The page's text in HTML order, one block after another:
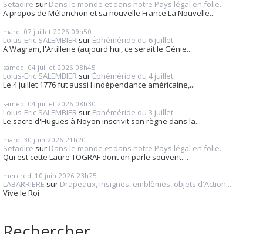
Setadire sur Dans le monde et dans notre Pays légal en folie...
A propos de Mélanchon et sa nouvelle France La Nouvelle...
mardi 07 juillet 2026 09h50
Loius-Eric SALEMBIER sur Éphéméride du 6 juillet
A Wagram, l'Artillerie (aujourd'hui, ce serait le Génie...
samedi 04 juillet 2026 08h45
Loius-Eric SALEMBIER sur Éphéméride du 4 juillet
Le 4 juillet 1776 fut aussi l'indépendance américaine,...
samedi 04 juillet 2026 08h30
Loius-Eric SALEMBIER sur Éphéméride du 3 juillet
Le sacre d'Hugues à Noyon inscrivit son règne dans la...
mardi 30 juin 2026 21h20
Setadire sur Dans le monde et dans notre Pays légal en folie...
Qui est cette Laure TOGRAF dont on parle souvent....
mercredi 10 juin 2026 23h25
LABARRIERE sur Drapeaux, insignes, emblèmes, objets d'Action...
Vive le Roi